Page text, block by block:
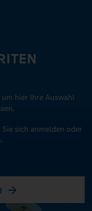
hier Ihre Auswahl
sich anmelden oder